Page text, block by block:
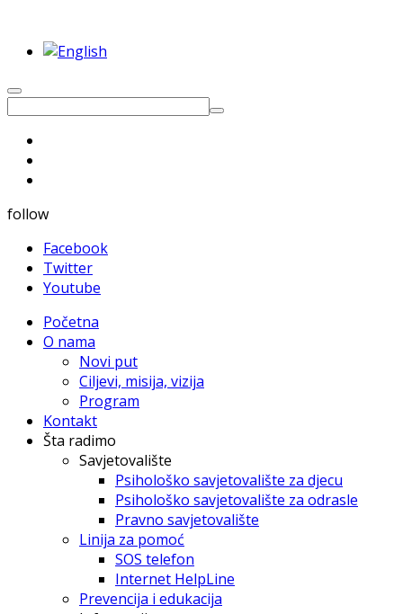
follow
Facebook
Twitter
Youtube
Početna
O nama
Novi put
Ciljevi, misija, vizija
Program
Kontakt
Šta radimo
Savjetovalište
Psihološko savjetovalište za djecu
Psihološko savjetovalište za odrasle
Pravno savjetovalište
Linija za pomoć
SOS telefon
Internet HelpLine
Prevencija i edukacija